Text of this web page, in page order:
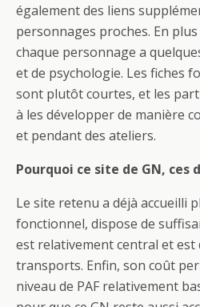
également des liens
personnages proches. En
chaque personnage a
et de psychologie. Les fiches
sont plutôt courtes, et les
à les développer de manière
et pendant des ateliers.
Pourquoi ce site de GN, ces
Le site retenu a déjà accueilli
fonctionnel, dispose de
est relativement central et est
transports. Enfin, son coût
niveau de PAF relativement